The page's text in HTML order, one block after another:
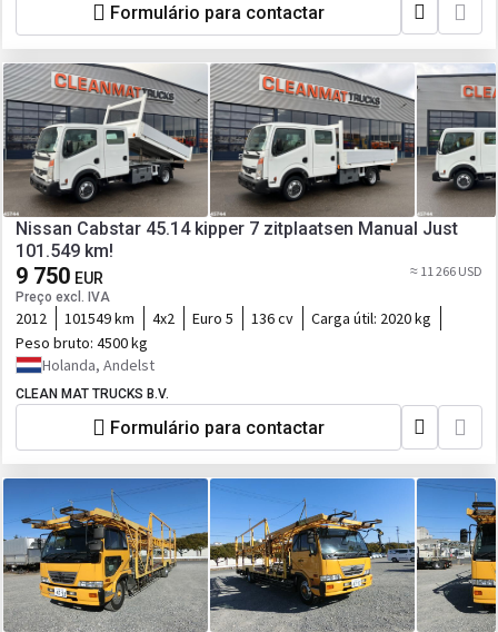
Formulário para contactar
Nissan Cabstar 45.14 kipper 7 zitplaatsen Manual Just
101.549 km!
9 750 EUR
Preço excl. IVA
≈ 11 266 USD
2012 101549 km 4x2 Euro 5 136 cv Carga útil: 2020 kg
Peso bruto: 4500 kg
Holanda, Andelst
CLEAN MAT TRUCKS B.V.
Formulário para contactar